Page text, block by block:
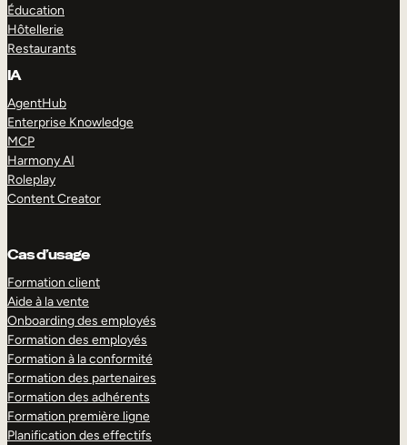
Éducation
Hôtellerie
Restaurants
IA
AgentHub
Enterprise Knowledge
MCP
Harmony AI
Roleplay
Content Creator
Cas d’usage
Formation client
Aide à la vente
Onboarding des employés
Formation des employés
Formation à la conformité
Formation des partenaires
Formation des adhérents
Formation première ligne
Planification des effectifs